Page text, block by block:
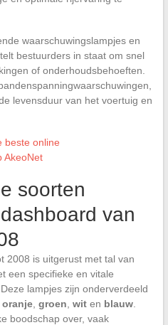
waarschuwingslampjes en
bestuurders in staat om snel
of onderhoudsbehoeften.
levensduur van het voertuig en
beste online
AkeoNet
soorten
van
2008 is uitgerust met tal van
een specifieke en vitale
lampjes zijn onderverdeeld
oranje, groen witen blauw.
boodschap over, vaak